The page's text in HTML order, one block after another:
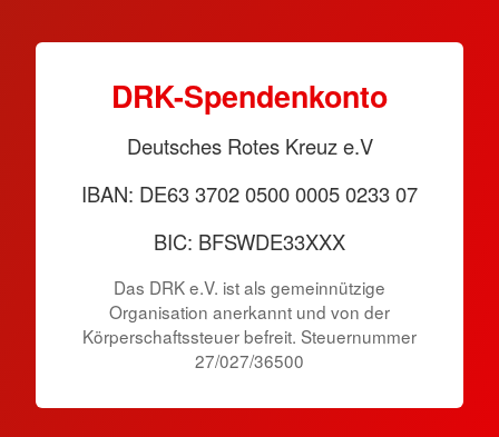
DRK-Spendenkonto
Deutsches Rotes Kreuz e.V
IBAN: DE63 3702 0500 0005 0233 07
BIC: BFSWDE33XXX
Das DRK e.V. ist als gemeinnützige
Organisation anerkannt und von der
Körperschaftssteuer befreit. Steuernummer
27/027/36500